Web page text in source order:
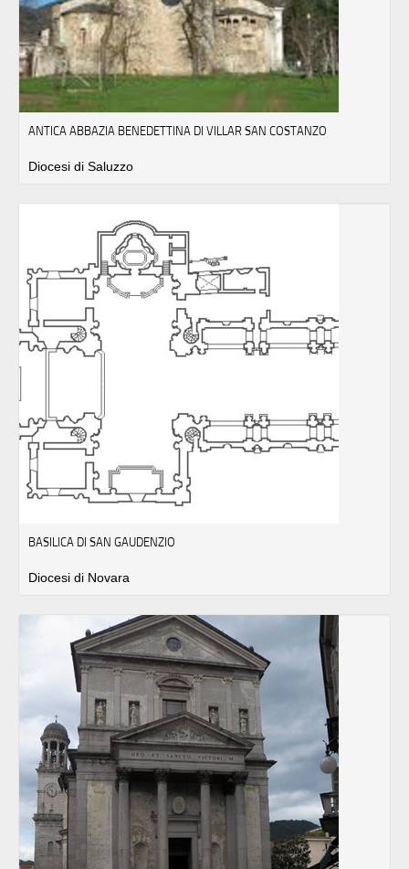
ANTICA ABBAZIA BENEDETTINA DI VILLAR SAN COSTANZO
Diocesi di Saluzzo
BASILICA DI SAN GAUDENZIO
Diocesi di Novara